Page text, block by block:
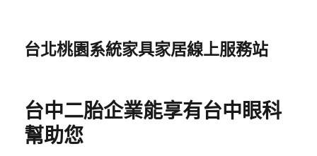
台北桃園系統家具家居線上服務站
台中二胎企業能享有台中眼科
幫助您